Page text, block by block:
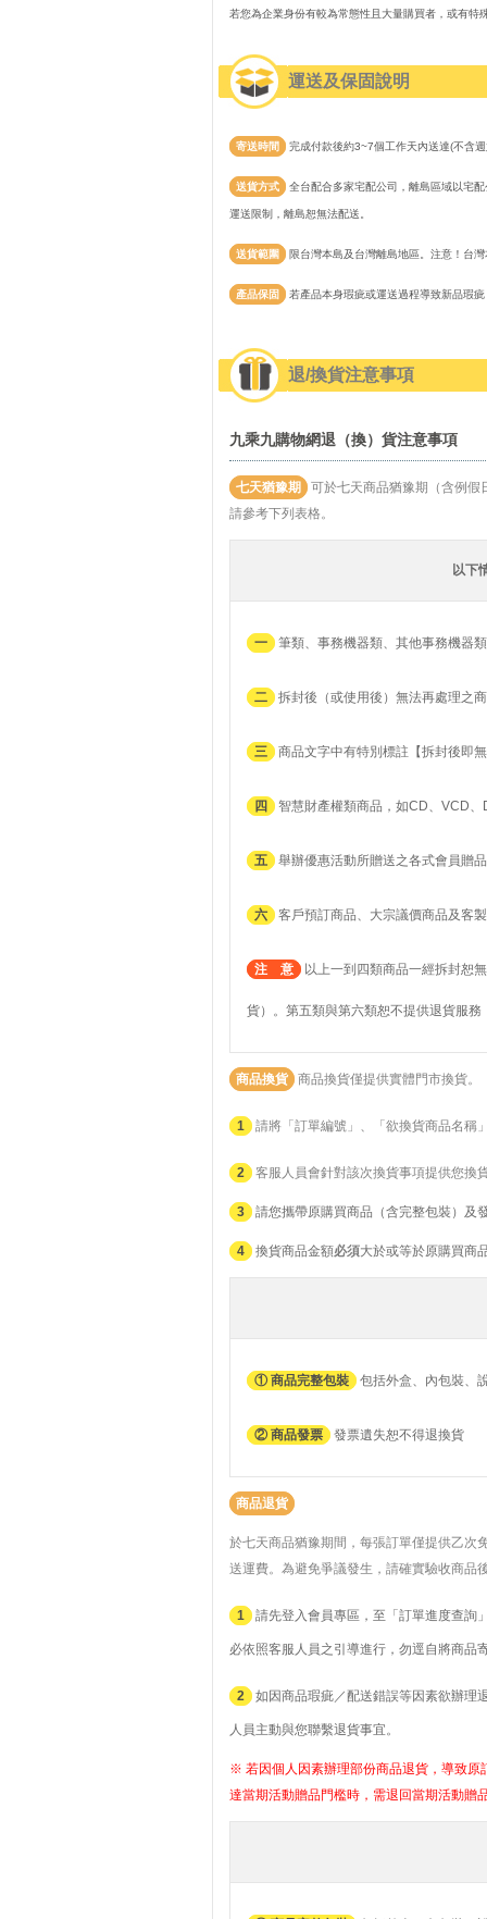
若您為企業身份有較為常態性且大量購買者，或有特
運送及保固說明
寄送時間 完成付款後約3~7個工作天內送達(不含
送貨方式 全台配合多家宅配公司，離島區域以宅
運送限制，離島恕無法配送。
送貨範圍 限台灣本島及台灣離島地區。注意！台
產品保固 若產品本身瑕疵或運送過程導致新品瑕
退/換貨注意事項
九乘九購物網退（換）貨注意事項
七天猶豫期
可於七天商品猶豫期（含例假
請參考下列表格。
以下
一 筆類、事務機器類、其他事務機器
二 拆封後（或使用後）無法再處理之
三 商品文字中有特別標註【拆封後即
四 智慧財產權類商品，如CD、VCD
五 舉辦優惠活動所贈送之各式會員贈品
六 客戶預訂商品、大宗議價商品及客
注 意 以上一到四類商品一經拆封恕
貨）。第五類與第六類恕不提供退貨服
商品換貨 商品換貨僅提供實體門市換貨。
1 請將「訂單編號」、「欲換貨商品名稱
2 客服人員會針對該次換貨事項提供您換
3 請您攜帶原購買商品（含完整包裝）及
4 換貨商品金額必須大於或等於原購買商
① 商品完整包裝 包括外盒、內包裝、
② 商品發票 發票遺失恕不得退換貨
商品退貨
於七天商品猶豫期間，每張訂單僅提供乙次
送運費。 為避免爭議發生，請確實驗收商品
1 請先登入會員專區，至「訂單進度查詢
必依照客服人員之引導進行，勿逕自將商品
2 如因商品瑕疵／配送錯誤等因素欲辦理
人員主動與您聯繫退貨事宜。
※ 若因個人因素辦理部份商品退貨，導致原
達當期活動贈品門檻時，需退回當期活動贈